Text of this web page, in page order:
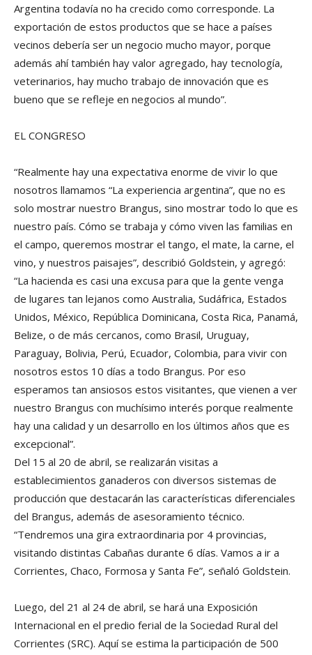
Argentina todavía no ha crecido como corresponde. La
exportación de estos productos que se hace a países
vecinos debería ser un negocio mucho mayor, porque
además ahí también hay valor agregado, hay tecnología,
veterinarios, hay mucho trabajo de innovación que es
bueno que se refleje en negocios al mundo”.
EL CONGRESO
“Realmente hay una expectativa enorme de vivir lo que
nosotros llamamos “La experiencia argentina”, que no es
solo mostrar nuestro Brangus, sino mostrar todo lo que es
nuestro país. Cómo se trabaja y cómo viven las familias en
el campo, queremos mostrar el tango, el mate, la carne, el
vino, y nuestros paisajes”, describió Goldstein, y agregó:
“La hacienda es casi una excusa para que la gente venga
de lugares tan lejanos como Australia, Sudáfrica, Estados
Unidos, México, República Dominicana, Costa Rica, Panamá,
Belize, o de más cercanos, como Brasil, Uruguay,
Paraguay, Bolivia, Perú, Ecuador, Colombia, para vivir con
nosotros estos 10 días a todo Brangus. Por eso
esperamos tan ansiosos estos visitantes, que vienen a ver
nuestro Brangus con muchísimo interés porque realmente
hay una calidad y un desarrollo en los últimos años que es
excepcional”.
Del 15 al 20 de abril, se realizarán visitas a
establecimientos ganaderos con diversos sistemas de
producción que destacarán las características diferenciales
del Brangus, además de asesoramiento técnico.
“Tendremos una gira extraordinaria por 4 provincias,
visitando distintas Cabañas durante 6 días. Vamos a ir a
Corrientes, Chaco, Formosa y Santa Fe”, señaló Goldstein.
Luego, del 21 al 24 de abril, se hará una Exposición
Internacional en el predio ferial de la Sociedad Rural del
Corrientes (SRC). Aquí se estima la participación de 500